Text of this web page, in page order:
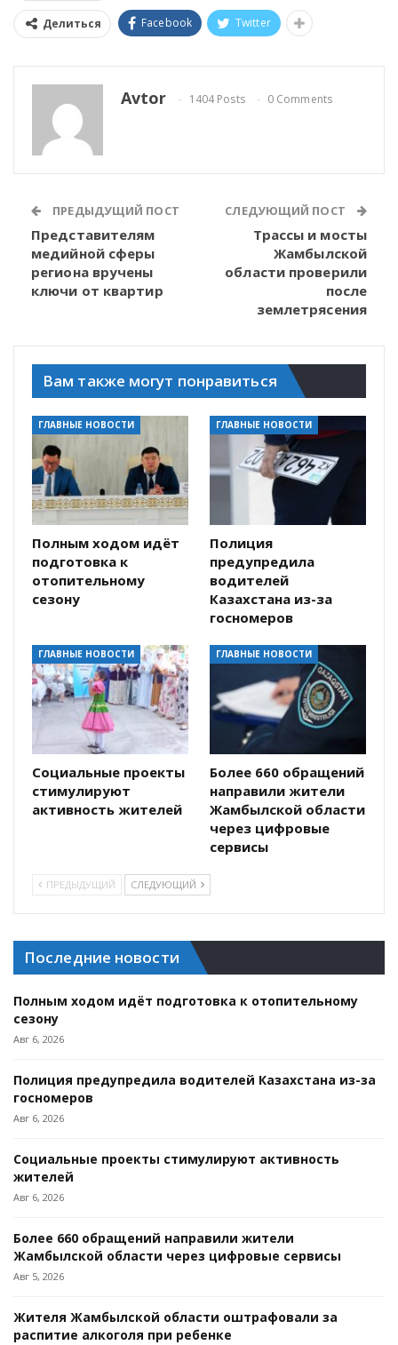
Делиться Facebook Twitter
Avtor 1404 Posts 0 Comments
ПРЕДЫДУЩИЙ ПОСТ
Представителям
медийной сферы
региона вручены
ключи от квартир
СЛЕДУЮЩИЙ ПОСТ
Трассы и мосты
Жамбылской
области проверили
после
землетрясения
Вам также могут понравиться
ГЛАВНЫЕ НОВОСТИ
Полным ходом идёт
подготовка к
отопительному
сезону
ГЛАВНЫЕ НОВОСТИ
Полиция
предупредила
водителей
Казахстана из-за
госномеров
ГЛАВНЫЕ НОВОСТИ
Социальные проекты
стимулируют
активность жителей
ГЛАВНЫЕ НОВОСТИ
Более 660 обращений
направили жители
Жамбылской области
через цифровые
сервисы
ПРЕДЫДУЩИЙ СЛЕДУЮЩИЙ
Последние новости
Полным ходом идёт подготовка к отопительному
сезону
Авг 6, 2026
Полиция предупредила водителей Казахстана из-за
госномеров
Авг 6, 2026
Социальные проекты стимулируют активность
жителей
Авг 6, 2026
Более 660 обращений направили жители
Жамбылской области через цифровые сервисы
Авг 5, 2026
Жителя Жамбылской области оштрафовали за
распитие алкоголя при ребенке